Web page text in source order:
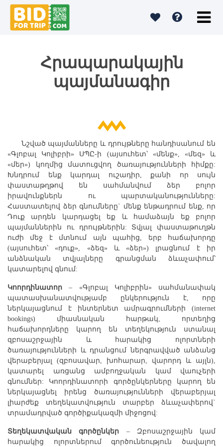
Հրապարակային
պայմանագիր
Նշված պայմանները և դրույթները հանդիսանում են
«Գլոբալ Կոլիբրի» ՍՊԸ-ի (այսուհետ՝ «մենք», «մեզ» և
«մեր») կողմից մատուցվող ծառայությունների հիմքը:
Խնդրում ենք կարդալ ուշադիր, քանի որ սույն
փաստաթղթով են սահմանվում ձեր բոլոր
իրավունքներն ու պարտականությունները:
Հաստատելով ձեր գնումները` մենք ենթադրում ենք, որ
Դուք արդեն կարդացել եք և համաձայն եք բոլոր
պայմաններին ու դրույթներին: Տվյալ փաստաթուղթն
ուժի մեջ է մտնում այն պահից, երբ հաճախորդը
(այսուհետ՝ «դուք», «ձեզ» և «ձեր») լրացնում է իր
անձնական տվյալները գրանցման ձևաչափում՝
կատարելով գնում:
Կոորդինատոր – «Գլոբալ Կոլիբրին» սահմանափակ
պատասխանատվությամբ ընկերություն է, որը
ներկայացնում է ինտերնետ ամրագրումների (internet
bookings) միասնական հարթակ, որտեղից
հաճախորդները կարող են տեղեկություն ստանալ
զբոսաշրջային և հարակից ոլորտների
ծառայությունների և դրանցում ներգրավված անձանց
վերաբերյալ (զբոսավար, խոհարար, վարորդ և այլն),
կատարել առցանց ամբողջական կամ վաուչերի
գնումներ: Կոորդինատորի գործընկերները կարող են
ներկայացնել իրենց ծառայությունների վերաբերյալ
լիարժեք տեղեկատվություն տարբեր ձևաչափերով`
տրամադրված գործիքակազմի միջոցով:
Տեղեկատվական գործընկեր – Զբոսաշրջային կամ
հարակից ոլորտներում գործունեություն ծավալող